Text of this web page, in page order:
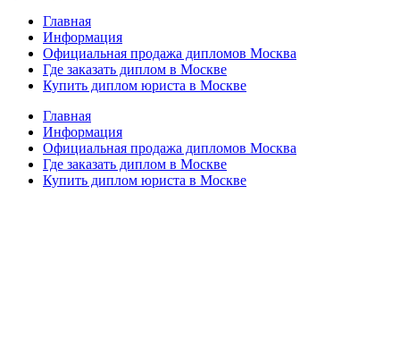
Главная
Информация
Официальная продажа дипломов Москва
Где заказать диплом в Москве
Купить диплом юриста в Москве
Главная
Информация
Официальная продажа дипломов Москва
Где заказать диплом в Москве
Купить диплом юриста в Москве